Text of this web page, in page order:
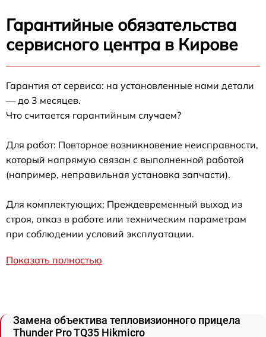
Гарантийные обязательства
сервисного центра в Кирове
Гарантия от сервиса: на установленные нами детали
— до 3 месяцев.
Что считается гарантийным случаем?
Для работ: Повторное возникновение неисправности,
который напрямую связан с выполненной работой
(например, неправильная установка запчасти).
Для комплектующих: Преждевременный выход из
строя, отказ в работе или техническим параметрам
при соблюдении условий эксплуатации.
Показать полностью
Замена объектива тепловизионного прицела
Thunder Pro TQ35 Hikmicro